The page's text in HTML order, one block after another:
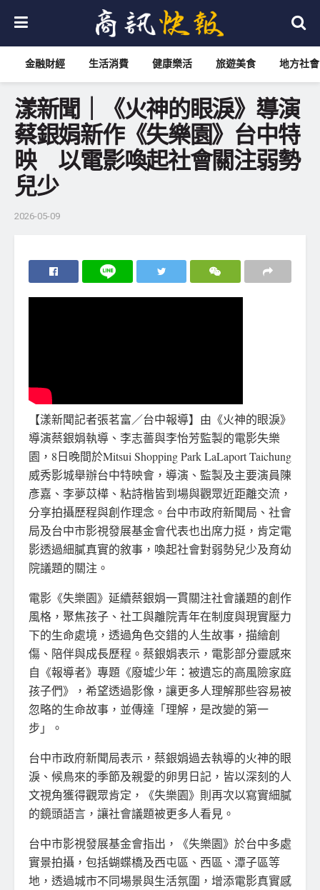
金融財經 生活消費 健康樂活 旅遊美食 地方社會
漾新聞｜《火神的眼淚》導演
蔡銀娟新作《失樂園》台中特
映 以電影喚起社會關注弱勢
兒少
2026-05-09
【漾新聞記者張茗富／台中報導】由《火神的眼淚》
導演蔡銀娟執導、李志薔與李怡芳監製的電影失樂
園，8日晚間於Mitsui Shopping Park LaLaport Taichung
威秀影城舉辦台中特映會，導演、監製及主要演員陳
彥嘉、李夢苡樺、粘詩楷皆到場與觀眾近距離交流，
分享拍攝歷程與創作理念。台中市政府新聞局、社會
局及台中市影視發展基金會代表也出席力挺，肯定電
影透過細膩真實的敘事，喚起社會對弱勢兒少及育幼
院議題的關注。
電影《失樂園》延續蔡銀娟一貫關注社會議題的創作
風格，聚焦孩子、社工與離院青年在制度與現實壓力
下的生命處境，透過角色交錯的人生故事，描繪創
傷、陪伴與成長歷程。蔡銀娟表示，電影部分靈感來
自《報導者》專題《廢墟少年：被遺忘的高風險家庭
孩子們》，希望透過影像，讓更多人理解那些容易被
忽略的生命故事，並傳達「理解，是改變的第一
步」。
台中市政府新聞局表示，蔡銀娟過去執導的火神的眼
淚、候鳥來的季節及親愛的卵男日記，皆以深刻的人
文視角獲得觀眾肯定，《失樂園》則再次以寫實細膩
的鏡頭語言，讓社會議題被更多人看見。
台中市影視發展基金會指出，《失樂園》於台中多處
實景拍攝，包括蝴蝶橋及西屯區、西區、潭子區等
地，透過城市不同場景與生活氛圍，增添電影真實感